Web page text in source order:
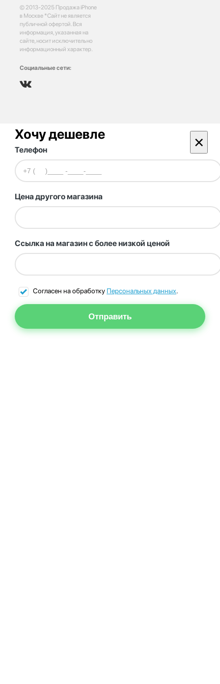
© 2013-2025 Продажа iPhone
в Москве *Сайт не является
публичной офертой. Вся
информация, указанная на
сайте, носит исключительно
информационный характер.
Социальные сети:
Хочу дешевле ×
Телефон
Цена другого магазина
Ссылка на магазин с более низкой ценой
Согласен на обработку Персональных данных.
Отправить